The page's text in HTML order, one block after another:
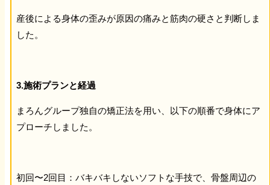
産後による身体の歪みが原因の痛みと筋肉の硬さと判断しま
した。
3.施術プランと経過
まろんグループ独自の矯正法を用い、以下の順番で身体にア
プローチしました。
初回〜2回目：バキバキしないソフトな手技で、骨盤周辺の